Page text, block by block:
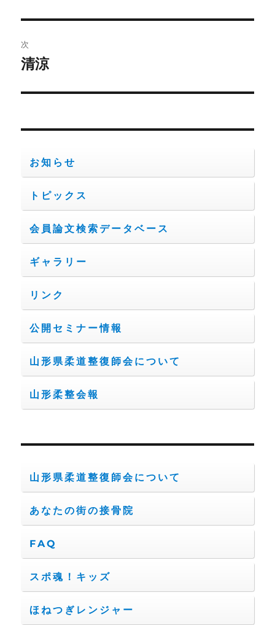
ビ
ゲ
ー
ン
投
稿:
次
次
投
清涼
お知らせ
トピックス
会員論文検索データベース
ギャラリー
リンク
公開セミナー情報
山形県柔道整復師会について
山形柔整会報
山形県柔道整復師会について
あなたの街の接骨院
FAQ
スポ魂！キッズ
ほねつぎレンジャー